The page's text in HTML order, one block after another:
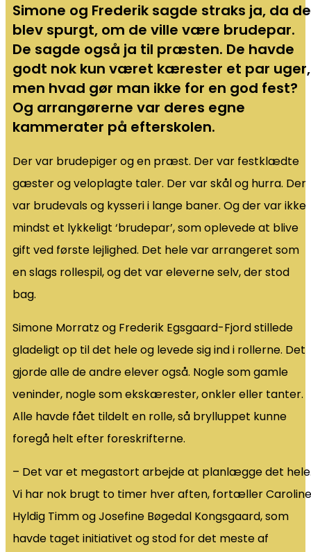
Simone og Frederik sagde straks ja, da de
blev spurgt, om de ville være brudepar.
De sagde også ja til præsten. De havde
godt nok kun været kærester et par uger,
men hvad gør man ikke for en god fest?
Og arrangørerne var deres egne
kammerater på efterskolen.
Der var brudepiger og en præst. Der var festklædte
gæster og veloplagte taler. Der var skål og hurra. Der
var brudevals og kysseri i lange baner. Og der var ikke
mindst et lykkeligt ‘brudepar’, som oplevede at blive
gift ved første lejlighed. Det hele var arrangeret som
en slags rollespil, og det var eleverne selv, der stod
bag.
Simone Morratz og Frederik Egsgaard-Fjord stillede
gladeligt op til det hele og levede sig ind i rollerne. Det
gjorde alle de andre elever også. Nogle som gamle
veninder, nogle som ekskærester, onkler eller tanter.
Alle havde fået tildelt en rolle, så brylluppet kunne
foregå helt efter foreskrifterne.
– Det var et megastort arbejde at planlægge det
Vi har nok brugt to timer hver aften, fortæller Caroline
Hyldig Timm og Josefine Bøgedal Kongsgaard, som
havde taget initiativet og stod for det meste af